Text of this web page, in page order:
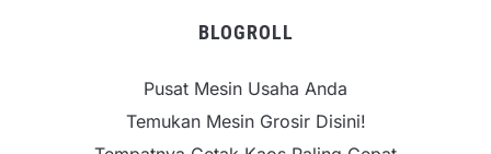
BLOGROLL
Pusat Mesin Usaha Anda
Temukan Mesin Grosir Disini!